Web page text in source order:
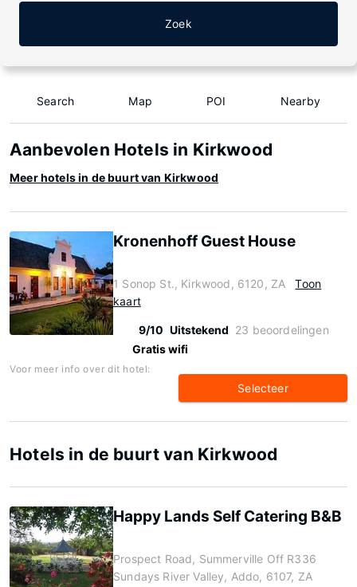
Zoek
Search Map POI Nearby
Aanbevolen Hotels in Kirkwood
Meer hotels in de buurt van Kirkwood
Kronenhoff Guest House
1 Sonop St., Kirkwood, 6120, ZA
Toon
kaart
9/10 Uitstekend 23 beoordelingen
Gratis wifi
Voor meer info over dit hotel:
Selecteer
Hotels in de buurt van Kirkwood
Happy Lands Self Catering B&B
Prospect Road, Summerville Off R336
Sundays River Valley, Addo, 6107, ZA